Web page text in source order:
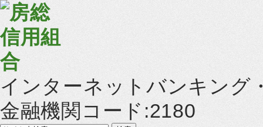
インターネットバンキング
金融機関コード:2180